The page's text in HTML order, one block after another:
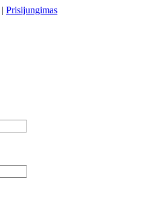
| Prisijungimas